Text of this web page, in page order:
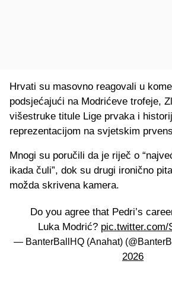
Hrvati su masovno reagovali u
podsjećajući na Modrićeve trofeje,
višestruke titule Lige prvaka i
reprezentacijom na svjetskim
Mnogi su poručili da je riječ o
ikada čuli”, dok su drugi ironično
možda skrivena kamera.
Do you agree that Pedri’s
Luka Modrić? pic.twitter.com/
— BanterBallHQ (Anahat)
2026